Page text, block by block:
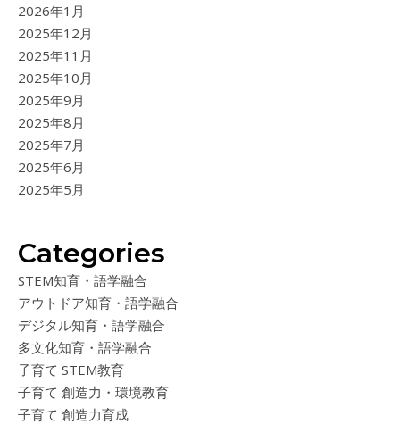
2026年1月
2025年12月
2025年11月
2025年10月
2025年9月
2025年8月
2025年7月
2025年6月
2025年5月
Categories
STEM知育・語学融合
アウトドア知育・語学融合
デジタル知育・語学融合
多文化知育・語学融合
子育て STEM教育
子育て 創造力・環境教育
子育て 創造力育成